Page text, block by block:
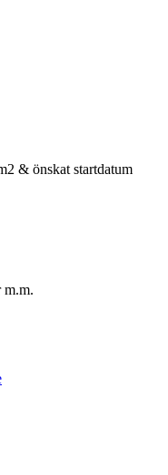
& önskat startdatum
m.m.